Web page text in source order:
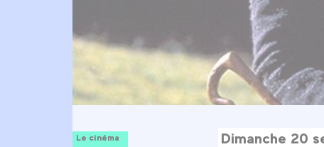
Le cinéma Dimanche 20